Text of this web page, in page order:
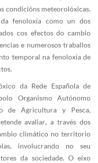
condicións meteorolóxicas.
fenoloxía como un dos
cos efectos do cambio
e numerosos traballos
temporal na fenoloxía de
da Rede Española de
Organismo Autónomo
de Agricultura y Pesca,
avaliar, a través dos
climático no territorio
involucrando no seu
da sociedade. O eixo